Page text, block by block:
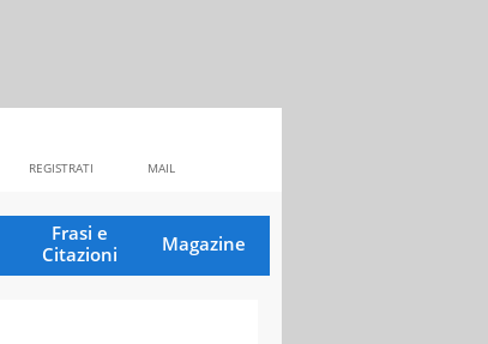
MAIL
REGISTRATI
Frasi e
Citazioni
Magazine